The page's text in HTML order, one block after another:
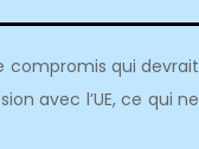
compromis qui devrait
avec l’UE, ce qui ne